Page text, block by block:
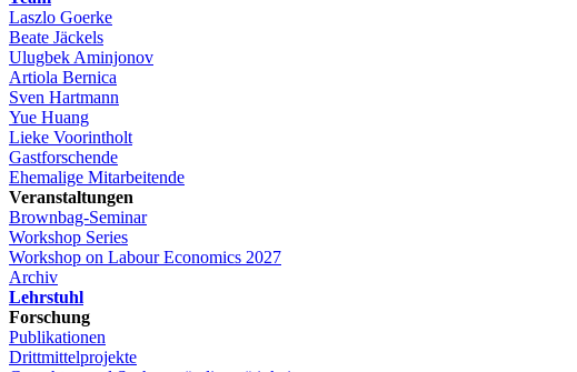
Laszlo Goerke
Beate Jäckels
Ulugbek Aminjonov
Artiola Bernica
Sven Hartmann
Yue Huang
Lieke Voorintholt
Gastforschende
Ehemalige Mitarbeitende
Veranstaltungen
Brownbag-Seminar
Workshop Series
Workshop on Labour Economics 2027
Archiv
Lehrstuhl
Forschung
Publikationen
Drittmittelprojekte